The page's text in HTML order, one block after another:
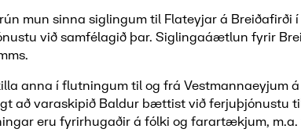
mun sinna siglingum til Flateyjar á Breiðafirði
við samfélagið þar. Siglingaáætlun fyrir
anna í flutningum til og frá Vestmannaeyjum
að varaskipið Baldur bættist við ferjuþjónustu
eru fyrirhugaðir á fólki og farartækjum,